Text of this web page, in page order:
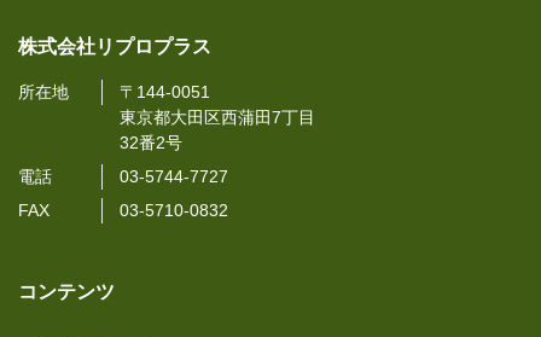
株式会社リプロプラス
所在地
〒144-0051
東京都大田区西蒲田7丁目
32番2号
電話
03-5744-7727
FAX
03-5710-0832
コンテンツ